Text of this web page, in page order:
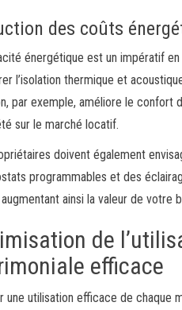
des coûts
énergétique est un impératif
l’isolation thermique et
par exemple, améliore le confort
sur le marché locatif.
doivent également
programmables et des
ainsi la valeur de votre
de
efficace
une utilisation efficace de chaque